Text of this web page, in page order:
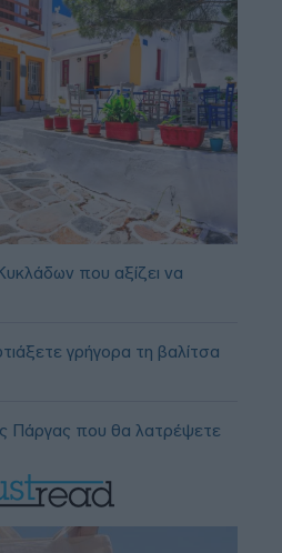
που αξίζει να
γρήγορα τη βαλίτσα
Πάργας που θα λατρέψετε